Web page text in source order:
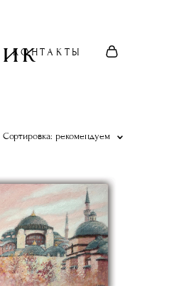
КОНТАКТЫ
Сортировка: рекомендуем